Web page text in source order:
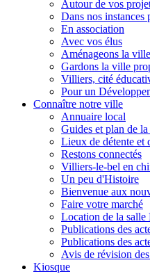
Autour de vos
Dans nos instances
En association
Avec vos élus
Aménageons la ville
Gardons la ville
Villiers, cité
Pour un
Connaître notre ville
Annuaire local
Guides et plan de
Lieux de détente et
Restons connectés
Villiers-le-bel en
Un peu d'Histoire
Bienvenue aux
Faire votre marché
Location de la salle
Publications des
Publications des
Avis de révision
Kiosque